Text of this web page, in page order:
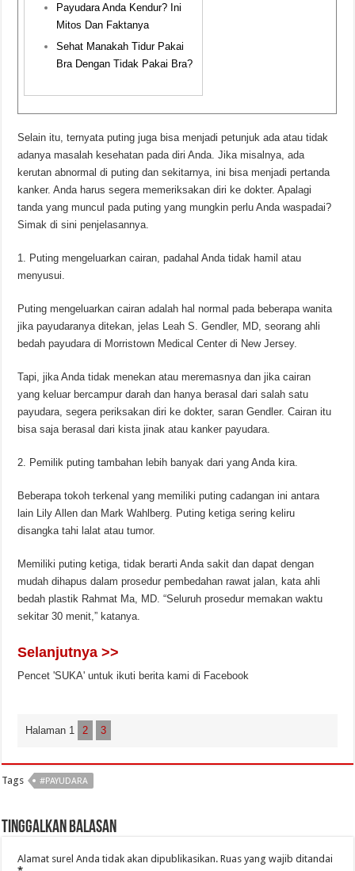
Payudara Anda Kendur? Ini
Mitos Dan Faktanya
Sehat Manakah Tidur Pakai
Bra Dengan Tidak Pakai Bra?
Selain itu, ternyata puting juga bisa menjadi petunjuk ada atau tidak
adanya masalah kesehatan pada diri Anda. Jika misalnya, ada
kerutan abnormal di puting dan sekitarnya, ini bisa menjadi pertanda
kanker. Anda harus segera memeriksakan diri ke dokter. Apalagi
tanda yang muncul pada puting yang mungkin perlu Anda waspadai?
Simak di sini penjelasannya.
1. Puting mengeluarkan cairan, padahal Anda tidak hamil atau
menyusui.
Puting mengeluarkan cairan adalah hal normal pada beberapa wanita
jika payudaranya ditekan, jelas Leah S. Gendler, MD, seorang ahli
bedah payudara di Morristown Medical Center di New Jersey.
Tapi, jika Anda tidak menekan atau meremasnya dan jika cairan
yang keluar bercampur darah dan hanya berasal dari salah satu
payudara, segera periksakan diri ke dokter, saran Gendler. Cairan itu
bisa saja berasal dari kista jinak atau kanker payudara.
2. Pemilik puting tambahan lebih banyak dari yang Anda kira.
Beberapa tokoh terkenal yang memiliki puting cadangan ini antara
lain Lily Allen dan Mark Wahlberg. Puting ketiga sering keliru
disangka tahi lalat atau tumor.
Memiliki puting ketiga, tidak berarti Anda sakit dan dapat dengan
mudah dihapus dalam prosedur pembedahan rawat jalan, kata ahli
bedah plastik Rahmat Ma, MD. “Seluruh prosedur memakan waktu
sekitar 30 menit,” katanya.
Selanjutnya >>
Pencet 'SUKA' untuk ikuti berita kami di Facebook
Halaman 1 2 3
Tags #PAYUDARA
Tinggalkan Balasan
Alamat surel Anda tidak akan dipublikasikan. Ruas yang wajib ditandai